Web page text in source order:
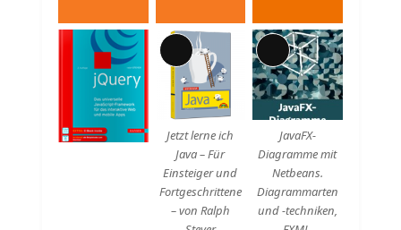
Lange
Beschreibung
Jetzt lerne ich
Java – Für
Einsteiger und
Fortgeschrittene
– von Ralph
Lange
Beschreibung
JavaFX-
Diagramme mit
Netbeans.
Diagrammarten
und -techniken,